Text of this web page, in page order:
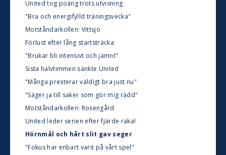
United tog poäng trots utvisning
"Bra och energifylld träningsvecka"
Motståndarkollen: Vittsjö
Förlust efter lång startsträcka
"Brukar bli intensivt och jämnt"
Sista halvtimmen sänkte United
"Många presterar väldigt bra just nu"
"Säger ja till saker som gör mig rädd"
Motståndarkollen: Rosengård
United leder serien efter fjärde raka!
Hörnmål och hårt slit gav seger
"Fokus har enbart varit på vårt spel"